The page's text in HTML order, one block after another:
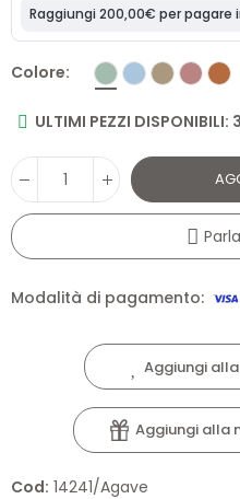
Colore
ULTIMI PEZZI DISPONIBILI: 3
Modalità di pagamento:
Aggiungi
Aggiungi alla
Cod: 14241/Agave